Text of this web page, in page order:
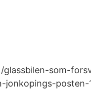
glassbilen-som-
jonkopings-posten-